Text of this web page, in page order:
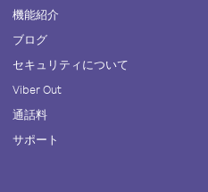
機能紹介
ブログ
セキュリティについて
Viber Out
通話料
サポート